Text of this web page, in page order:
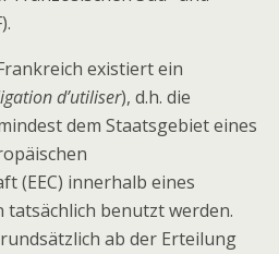
existiert ein
d’utiliser), d.h. die
dem Staatsgebiet eines
(EEC) innerhalb eines
tatsächlich benutzt werden.
ab der Erteilung